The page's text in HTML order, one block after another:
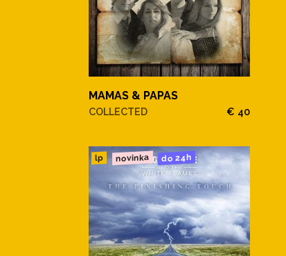
MAMAS & PAPAS
COLLECTED € 40
lp novinka do 24h